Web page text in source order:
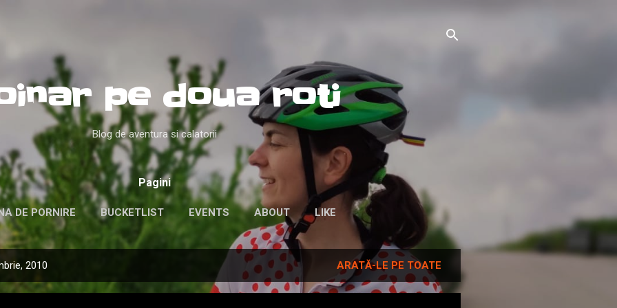
pe doua roti
Blog de aventura si calatorii
Pagini
DE PORNIRE BUCKETLIST EVENTS ABOUT LIKE
2010 ARATĂ-LE PE TOATE